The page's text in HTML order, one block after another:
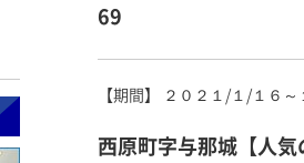
69
【期間】 ２０２１/１/１６
西原町字与那城【人